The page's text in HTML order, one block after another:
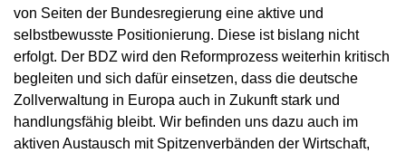
von Seiten der Bundesregierung eine aktive und
selbstbewusste Positionierung. Diese ist bislang nicht
erfolgt. Der BDZ wird den Reformprozess weiterhin kritisch
begleiten und sich dafür einsetzen, dass die deutsche
Zollverwaltung in Europa auch in Zukunft stark und
handlungsfähig bleibt. Wir befinden uns dazu auch im
aktiven Austausch mit Spitzenverbänden der Wirtschaft,